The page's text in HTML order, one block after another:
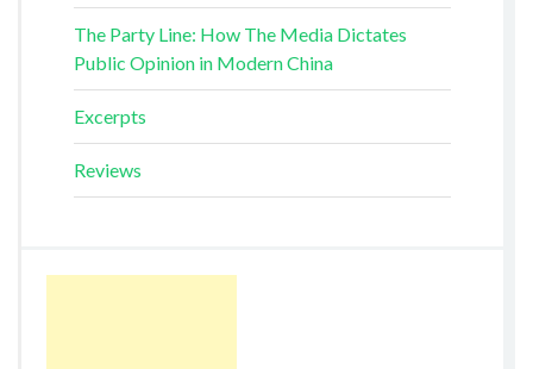
The Party Line: How The Media Dictates
Public Opinion in Modern China
Excerpts
Reviews